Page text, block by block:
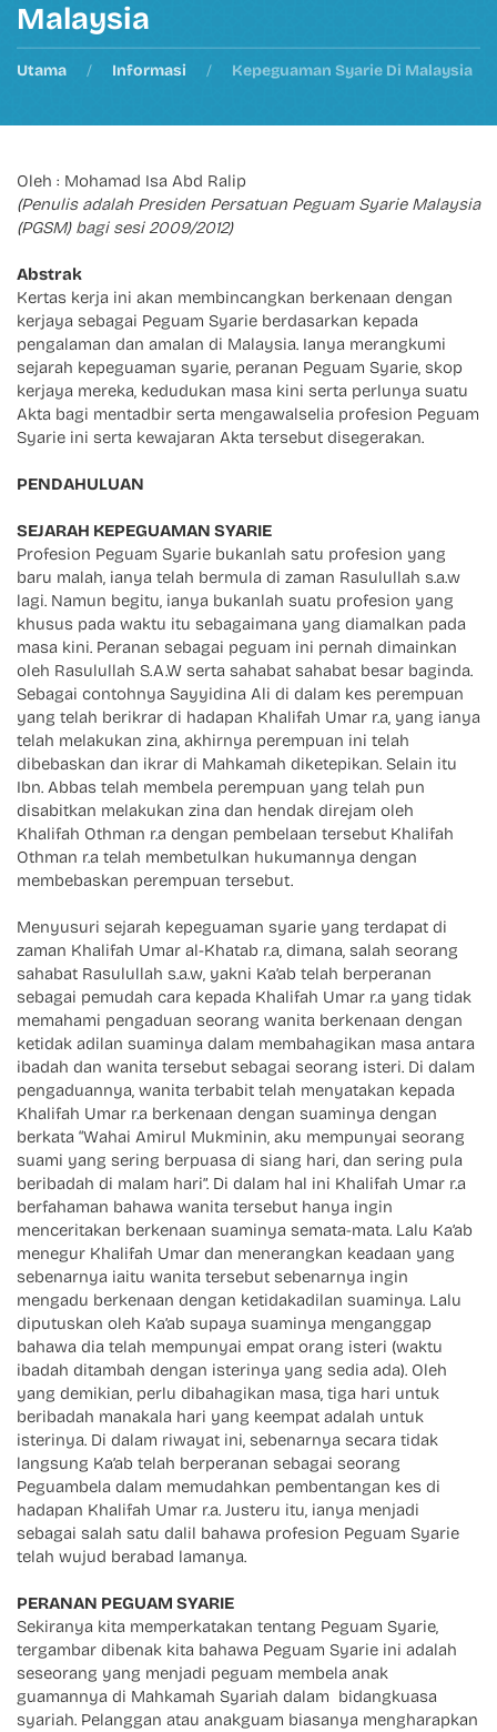
Malaysia
Utama Informasi Kepeguaman Syarie Di Malaysia
Oleh : Mohamad Isa Abd Ralip
(Penulis adalah Presiden Persatuan Peguam Syarie Malaysia
(PGSM) bagi sesi 2009/2012)
Abstrak
Kertas kerja ini akan membincangkan berkenaan dengan
kerjaya sebagai Peguam Syarie berdasarkan kepada
pengalaman dan amalan di Malaysia. Ianya merangkumi
sejarah kepeguaman syarie, peranan Peguam Syarie, skop
kerjaya mereka, kedudukan masa kini serta perlunya suatu
Akta bagi mentadbir serta mengawalselia profesion Peguam
Syarie ini serta kewajaran Akta tersebut disegerakan.
PENDAHULUAN
SEJARAH KEPEGUAMAN SYARIE
Profesion Peguam Syarie bukanlah satu profesion yang
baru malah, ianya telah bermula di zaman Rasulullah s.a.w
lagi. Namun begitu, ianya bukanlah suatu profesion yang
khusus pada waktu itu sebagaimana yang diamalkan pada
masa kini. Peranan sebagai peguam ini pernah dimainkan
oleh Rasulullah S.A.W serta sahabat sahabat besar baginda.
Sebagai contohnya Sayyidina Ali di dalam kes perempuan
yang telah berikrar di hadapan Khalifah Umar r.a, yang ianya
telah melakukan zina, akhirnya perempuan ini telah
dibebaskan dan ikrar di Mahkamah diketepikan. Selain itu
Ibn. Abbas telah membela perempuan yang telah pun
disabitkan melakukan zina dan hendak direjam oleh
Khalifah Othman r.a dengan pembelaan tersebut Khalifah
Othman r.a telah membetulkan hukumannya dengan
membebaskan perempuan tersebut.
Menyusuri sejarah kepeguaman syarie yang terdapat di
zaman Khalifah Umar al-Khatab r.a, dimana, salah seorang
sahabat Rasulullah s.a.w, yakni Ka’ab telah berperanan
sebagai pemudah cara kepada Khalifah Umar r.a yang tidak
memahami pengaduan seorang wanita berkenaan dengan
ketidak adilan suaminya dalam membahagikan masa antara
ibadah dan wanita tersebut sebagai seorang isteri. Di dalam
pengaduannya, wanita terbabit telah menyatakan kepada
Khalifah Umar r.a berkenaan dengan suaminya dengan
berkata “Wahai Amirul Mukminin, aku mempunyai seorang
suami yang sering berpuasa di siang hari, dan sering pula
beribadah di malam hari”. Di dalam hal ini Khalifah Umar r.a
berfahaman bahawa wanita tersebut hanya ingin
menceritakan berkenaan suaminya semata-mata. Lalu Ka’ab
menegur Khalifah Umar dan menerangkan keadaan yang
sebenarnya iaitu wanita tersebut sebenarnya ingin
mengadu berkenaan dengan ketidakadilan suaminya. Lalu
diputuskan oleh Ka’ab supaya suaminya menganggap
bahawa dia telah mempunyai empat orang isteri (waktu
ibadah ditambah dengan isterinya yang sedia ada). Oleh
yang demikian, perlu dibahagikan masa, tiga hari untuk
beribadah manakala hari yang keempat adalah untuk
isterinya. Di dalam riwayat ini, sebenarnya secara tidak
langsung Ka’ab telah berperanan sebagai seorang
Peguambela dalam memudahkan pembentangan kes di
hadapan Khalifah Umar r.a. Justeru itu, ianya menjadi
sebagai salah satu dalil bahawa profesion Peguam Syarie
telah wujud berabad lamanya.
PERANAN PEGUAM SYARIE
Sekiranya kita memperkatakan tentang Peguam Syarie,
tergambar dibenak kita bahawa Peguam Syarie ini adalah
seseorang yang menjadi peguam membela anak
guamannya di Mahkamah Syariah dalam bidangkuasa
syariah. Pelanggan atau anakguam biasanya mengharapkan